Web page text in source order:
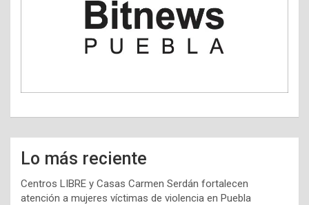
Lo más reciente
Centros LIBRE y Casas Carmen Serdán fortalecen
atención a mujeres víctimas de violencia en Puebla